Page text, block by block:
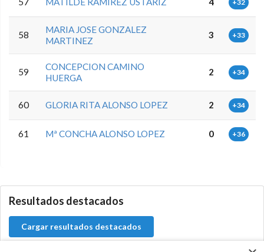
+32
58
MARIA JOSE GONZALEZ
MARTINEZ
3 +33
59
CONCEPCION CAMINO
HUERGA
2 +34
60 GLORIA RITA ALONSO LOPEZ 2 +34
61 Mª CONCHA ALONSO LOPEZ 0 +36
Resultados destacados
Cargar resultados destacados